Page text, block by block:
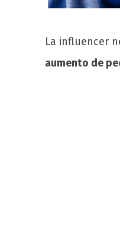
La influencer
aumento de